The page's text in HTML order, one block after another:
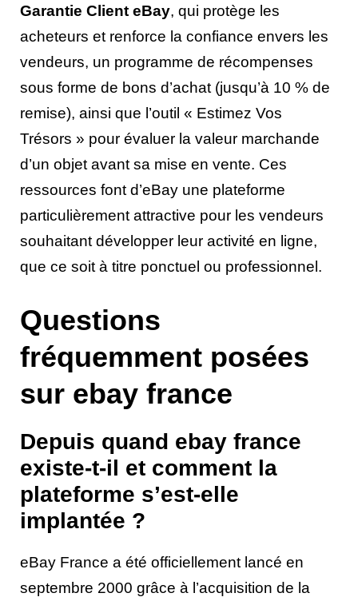
Garantie Client eBay, qui protège les
acheteurs et renforce la confiance envers les
vendeurs, un programme de récompenses
sous forme de bons d’achat (jusqu’à 10 % de
remise), ainsi que l’outil « Estimez Vos
Trésors » pour évaluer la valeur marchande
d’un objet avant sa mise en vente. Ces
ressources font d’eBay une plateforme
particulièrement attractive pour les vendeurs
souhaitant développer leur activité en ligne,
que ce soit à titre ponctuel ou professionnel.
Questions
fréquemment posées
sur ebay france
Depuis quand ebay france
existe-t-il et comment la
plateforme s’est-elle
implantée ?
eBay France a été officiellement lancé en
septembre 2000 grâce à l’acquisition de la